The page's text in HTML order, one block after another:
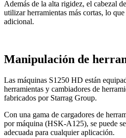
Además de la alta rigidez, el cabezal
utilizar herramientas más cortas, lo
adicional.
Manipulación de
Las máquinas S1250 HD están
herramientas y cambiadores de
fabricados por Starrag Group.
Con una gama de cargadores de
por máquina (HSK-A125), se puede
adecuada para cualquier aplicación.